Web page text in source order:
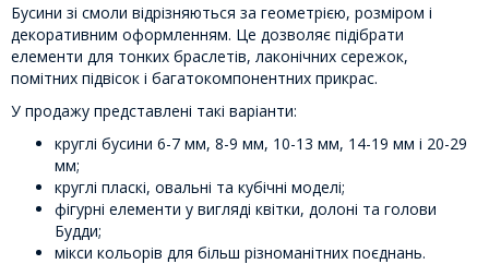
Бусини зі смоли відрізняються за геометрією, розміром і
декоративним оформленням. Це дозволяє підібрати
елементи для тонких браслетів, лаконічних сережок,
помітних підвісок і багатокомпонентних прикрас.
У продажу представлені такі варіанти:
круглі бусини 6-7 мм, 8-9 мм, 10-13 мм, 14-19 мм і 20-29
мм;
круглі пласкі, овальні та кубічні моделі;
фігурні елементи у вигляді квітки, долоні та голови
Будди;
мікси кольорів для більш різноманітних поєднань.